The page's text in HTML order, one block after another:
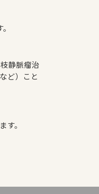
静脈瘤治
ど）こと
。